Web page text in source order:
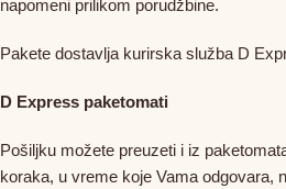
napomeni prilikom porudžbine.
Pakete dostavlja kurirska služba D
D Express paketomati
Pošiljku možete preuzeti i iz
koraka, u vreme koje Vama odgovara,